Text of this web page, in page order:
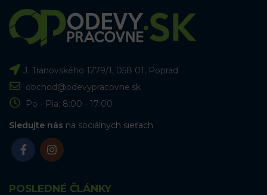
J. Tranovského 1279/1, 058 01, Poprad
obchod@odevypracovne.sk
Po - Pia: 8:00 - 17:00
Sledujte nás na sociálnych sieťach
POSLEDNÉ ČLÁNKY